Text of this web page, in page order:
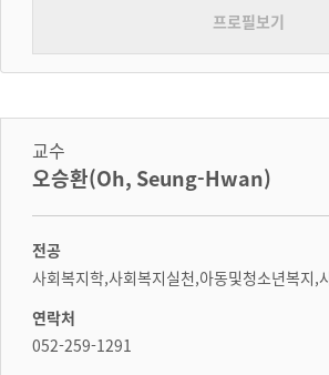
프로필보기
교수
오승환(Oh, Seung-Hwan)
전공
사회복지학,사회복지실천,아동및청소년복지,
연락처
052-259-1291